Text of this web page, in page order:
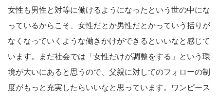
女性も男性と対等に働けるようになったという世の中にな
っているからこそ、女性だとか男性だとかっていう括りが
なくなっていくような働きかけができるといいなと感じて
います。まだ社会では「女性だけが調整をする」という環
境が大いにあると思うので、父親に対してのフォローの制
度がもっと充実したらいいなと思っています。ワンピース